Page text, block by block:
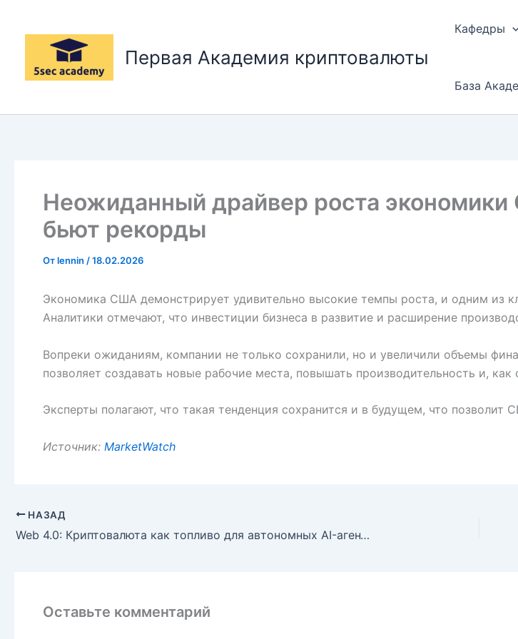
содержимому
Первая Академия криптовалюты
Кафедры
База
Неожиданный драйвер роста
бьют рекорды
Отlennin /18.02.2026
Экономика США демонстрирует удивительно высокие темпы роста, и одним из
Аналитики отмечают, что инвестиции бизнеса в развитие и расширение
Вопреки ожиданиям, компании не только сохранили, но и увеличили объемы
позволяет создавать новые рабочие места, повышать производительность и,
Эксперты полагают, что такая тенденция сохранится и в будущем, что
Источник: MarketWatch
НАЗАД
Web 4.0: Криптовалюта как топливо для автономных AI-агентов
Оставьте комментарий